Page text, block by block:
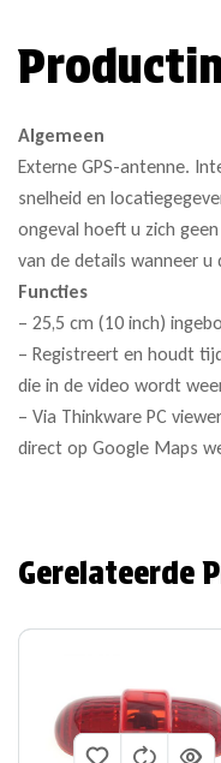
Algemeen
Externe GPS-antenne.
snelheid en
ongeval hoeft u zich
van de details wanneer
Functies
– 25,5 cm (10 inch)
– Registreert en houdt
die in de video wordt
– Via Thinkware PC
direct op Google Maps
Gerelateerde